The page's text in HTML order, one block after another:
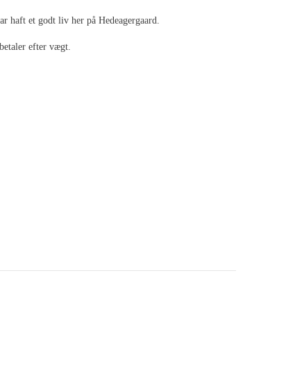
haft et godt liv her på Hedeagergaard.
efter vægt.